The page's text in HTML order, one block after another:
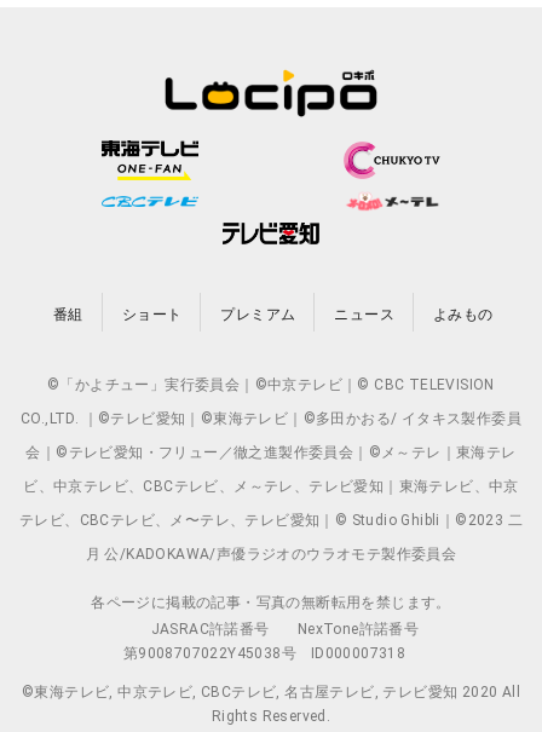
番組 ショート プレミアム ニュース よみもの
©「かよチュー」実行委員会｜©中京テレビ｜© CBC TELEVISION
CO.,LTD. ｜©テレビ愛知｜©東海テレビ｜©多田かおる/ イタキス製作委員
会｜©テレビ愛知・フリュー／徹之進製作委員会｜©メ～テレ｜東海テレ
ビ、中京テレビ、CBCテレビ、メ～テレ、テレビ愛知｜東海テレビ、中京
テレビ、CBCテレビ、メ〜テレ、テレビ愛知｜© Studio Ghibli｜©2023 二
月 公/KADOKAWA/声優ラジオのウラオモテ製作委員会
各ページに掲載の記事・写真の無断転用を禁じます。
JASRAC許諾番号
NexTone許諾番号
第9008707022Y45038号
ID000007318
©東海テレビ, 中京テレビ, CBCテレビ, 名古屋テレビ, テレビ愛知 2020 All
Rights Reserved.